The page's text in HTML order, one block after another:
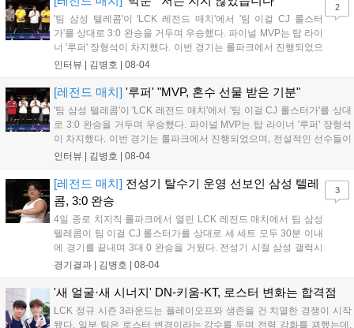
'팀 삼성 텔레콤'이 'LCK 레전드 매치'에서 '팀 이걸 CJ 롤스터
가'를 상대로 3:0 완승을 거두며 우승했다. 파이널 MVP는 탑 라이
너 '루퍼' 장형석이 차지했다. 이번 경기는 롤파크에서 진행되었으
며, 전설적인 선수들이 모여 수준 높은 경기력을 선보였다. 선수
이러한 레전드 매치가 다시 열리기를 희망하며 경기를 성공적으
인터뷰 | 김병호 | 08-04
2
[레전드 매치] '루퍼' "MVP, 혼수 선물 받은 기분"
'팀 삼성 텔레콤'이 'LCK 레전드 매치'에서 '팀 이걸 CJ 롤스터가'를 상대
로 3:0 완승을 거두며 우승했다. 파이널 MVP는 탑 라이너 '루퍼' 장형석
이 차지했다. 이번 경기는 롤파크에서 진행되었으며, 전설적인 선수들이
모여 수준 높은 경기력을 선보였다. 선수들은 오랜만에 팬들과 소통하며
희망하며 경기를 성공적으로 마무리했다....
인터뷰 | 김병호 | 08-04
[레전드 매치] 전성기 탈수기 운영 선보인 삼성 텔레
콤, 3:0 완승
4일 종로 치지직 롤파크에서 열린 LCK 레전드 매치에서 팀 삼성
텔레콤이 팀 이걸 CJ 롤스터가를 상대로 세 세트 모두 30분 이내
에 경기를 끝내며 3대 0 완승을 거뒀다. 전성기 시절 삼성 갤럭시
의 탈수기 운영을 재현한 팀 삼성 텔레콤은 전 라인의 고른 성장
인드 픽까지 완벽하게 가져오며 압도적인 경기력으로 승리를 확
경기결과 | 김병호 | 08-04
3
'새 얼굴·새 시너지' DN-키움-KT, 로스터 변화는 합격점
LCK 정규 시즌 3라운드는 플레이오프와 생존을 건 치열한 경쟁이 시작
됐다. 일부 팀은 로스터 변경이라는 강수를 두며 전력 강화를 꾀했는데,